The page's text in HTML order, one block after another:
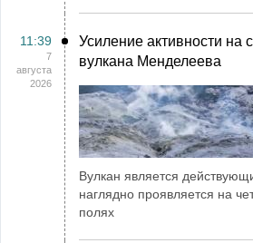
11:39
7
августа
2026
Усиление активности на
вулкана Менделеева
Вулкан является
наглядно проявляется на
полях